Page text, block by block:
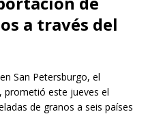
a través del
San Petersburgo, el
, prometió este jueves el
de granos a seis países